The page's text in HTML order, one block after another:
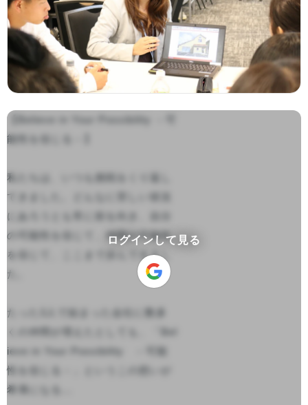
【Believe in Your Possibility －可
能性を信じる－】
私たちは、いつも挑戦をくり返し
てきました。どんなに苦しい状況
にあろうとも常に前を向き、自分
の可能性を信じて、仲間の可能性
を信じて、ここまで歩んできまし
た。
たった3人で始まった会社に数多
くの仲間が増えたとしても、「Bel
ieve in Your Possibility　－可能
性を信じる－」というこの想いが
希薄になる...
ログインして見る